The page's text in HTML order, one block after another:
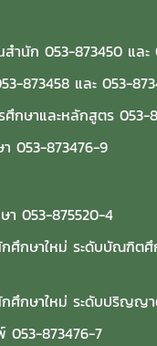
สำนัก 053-873450 และ
873458 และ 053-
กษาและหลักสูตร 053-
053-873476-9
053-875520-4
ศึกษาใหม่ ระดับบัณฑิตศึ
ศึกษาใหม่ ระดับปริญญ
053-873476-7